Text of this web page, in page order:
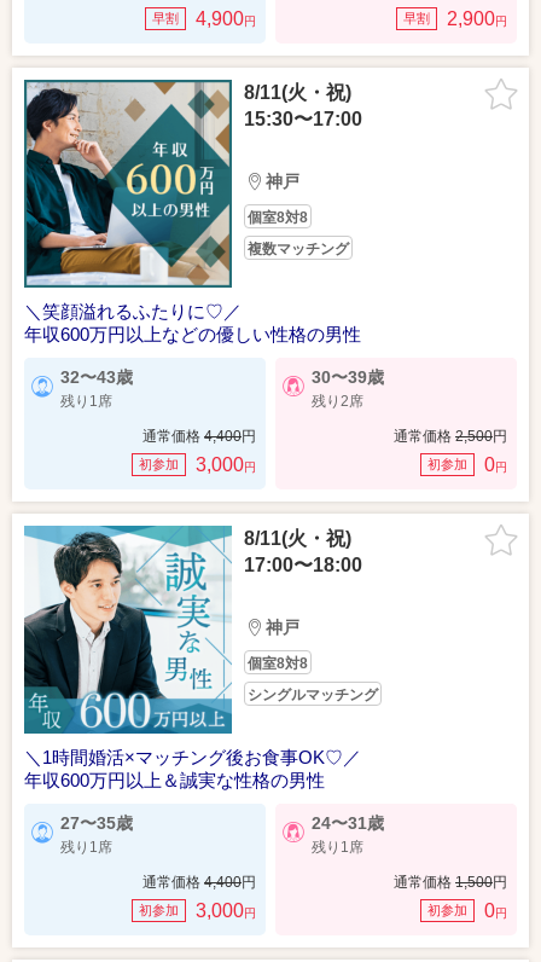
早割 4,900円 早割 2,900円
8/11(火・祝)
15:30〜17:00
神戸
個室8対8
複数マッチング
＼笑顔溢れるふたりに♡／
年収600万円以上などの優しい性格の男性
32〜43歳
残り1席
通常価格 4,400円
初参加 3,000円
30〜39歳
残り2席
通常価格 2,500円
初参加 0円
8/11(火・祝)
17:00〜18:00
神戸
個室8対8
シングルマッチング
＼1時間婚活×マッチング後お食事OK♡／
年収600万円以上＆誠実な性格の男性
27〜35歳
残り1席
通常価格 4,400円
初参加 3,000円
24〜31歳
残り1席
通常価格 1,500円
初参加 0円